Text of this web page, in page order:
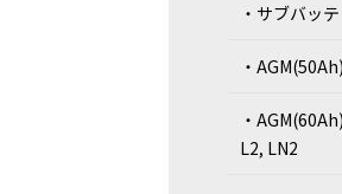
・サブバッ
・
・
L2, LN2